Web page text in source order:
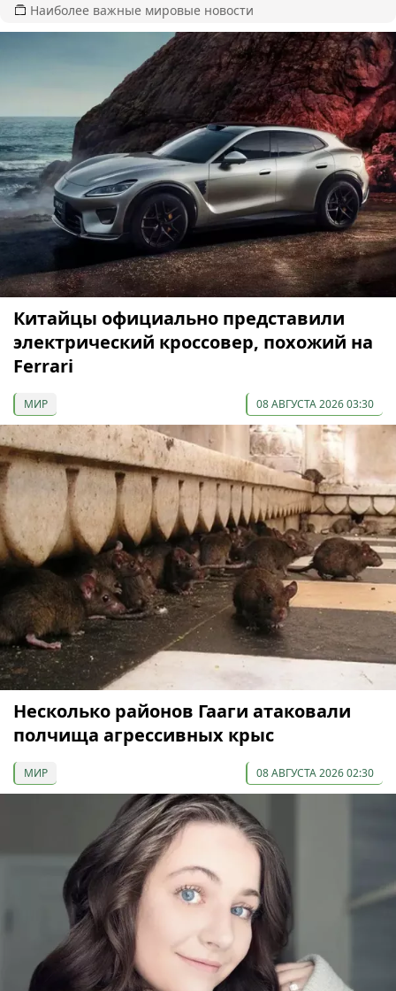
Наиболее важные мировые новости
Китайцы официально представили
электрический кроссовер, похожий на
Ferrari
МИР 08 АВГУСТА 2026 03:30
Несколько районов Гааги атаковали
полчища агрессивных крыс
МИР 08 АВГУСТА 2026 02:30